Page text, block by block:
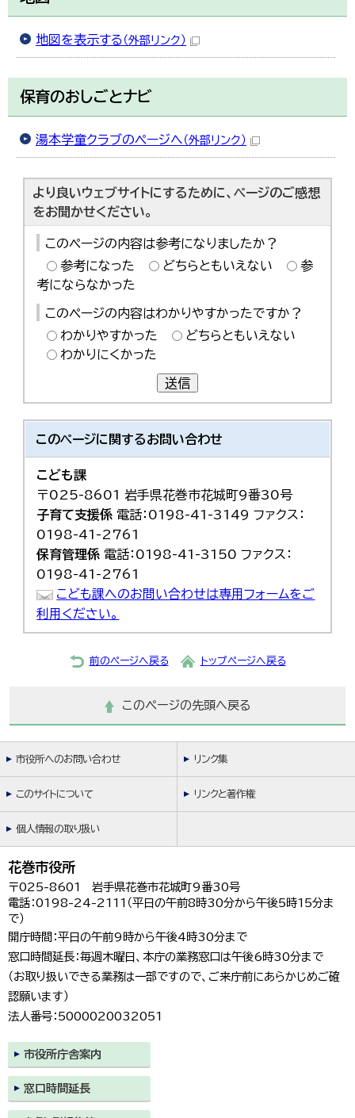
地図を表示する （外部リンク）
保育のおしごとナビ
湯本学童クラブのページへ （外部リンク）
より良いウェブサイトにするために、ページのご感想
をお聞かせください。
このページの内容は参考になりましたか？
参考になった
どちらともいえない
参
考にならなかった
このページの内容はわかりやすかったですか？
わかりやすかった
どちらともいえない
わかりにくかった
送信
このページに関するお問い合わせ
こども課
〒025-8601 岩手県花巻市花城町9番30号
子育て支援係 電話：0198-41-3149 ファクス：
0198-41-2761
保育管理係 電話：0198-41-3150 ファクス：
0198-41-2761
こども課へのお問い合わせは専用フォームをご
利用ください。
前のページへ戻る トップページへ戻る
このページの先頭へ戻る
市役所へのお問い合わせ リンク集
このサイトについて リンクと著作権
個人情報の取り扱い
花巻市役所
〒025-8601 岩手県花巻市花城町9番30号
電話：0198-24-2111（平日の午前8時30分から午後5時15分ま
で）
開庁時間：平日の午前9時から午後4時30分まで
窓口時間延長：毎週木曜日、本庁の業務窓口は午後6時30分まで
（お取り扱いできる業務は一部ですので、ご来庁前にあらかじめご確
認願います）
法人番号：5000020032051
市役所庁舎案内
窓口時間延長